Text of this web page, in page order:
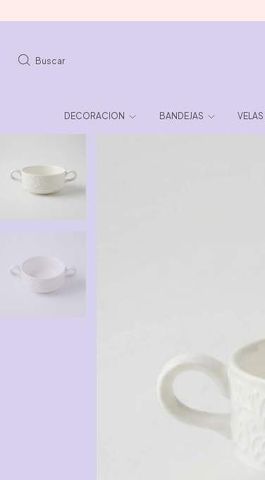
Buscar
DECORACION BANDEJAS VELAS